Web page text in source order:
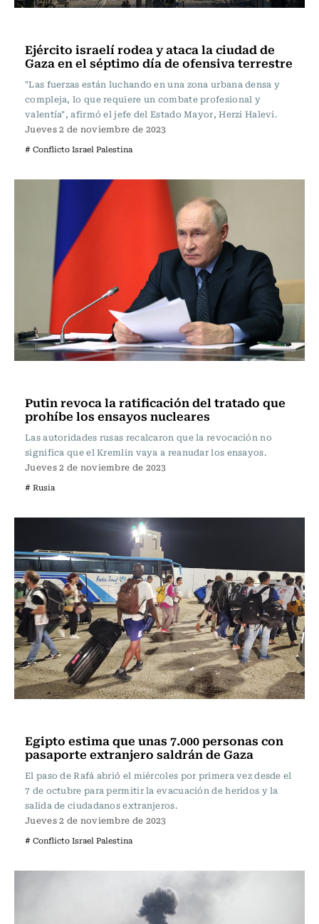
Ejército israelí rodea y ataca la ciudad de
Gaza en el séptimo día de ofensiva terrestre
"Las fuerzas están luchando en una zona urbana densa y
compleja, lo que requiere un combate profesional y
valentía", afirmó el jefe del Estado Mayor, Herzi Halevi.
Jueves 2 de noviembre de 2023
# Conflicto Israel Palestina
Putin revoca la ratificación del tratado que
prohíbe los ensayos nucleares
Las autoridades rusas recalcaron que la revocación no
significa que el Kremlin vaya a reanudar los ensayos.
Jueves 2 de noviembre de 2023
# Rusia
Egipto estima que unas 7.000 personas con
pasaporte extranjero saldrán de Gaza
El paso de Rafá abrió el miércoles por primera vez desde el
7 de octubre para permitir la evacuación de heridos y la
salida de ciudadanos extranjeros.
Jueves 2 de noviembre de 2023
# Conflicto Israel Palestina